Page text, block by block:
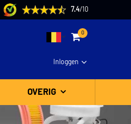
7.4/ 10
0
Inloggen
OVERIG